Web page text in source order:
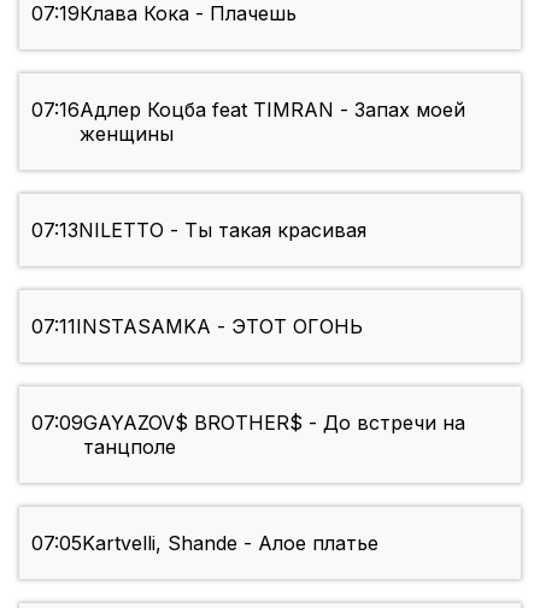
07:19Клава Кока - Плачешь
07:16Адлер Коцба feat TIMRAN - Запах моей
женщины
07:13NILETTO - Ты такая красивая
07:11INSTASAMKA - ЭТОТ ОГОНЬ
07:09GAYAZOV$ BROTHER$ - До встречи на
танцполе
07:05Kartvelli, Shande - Алое платье